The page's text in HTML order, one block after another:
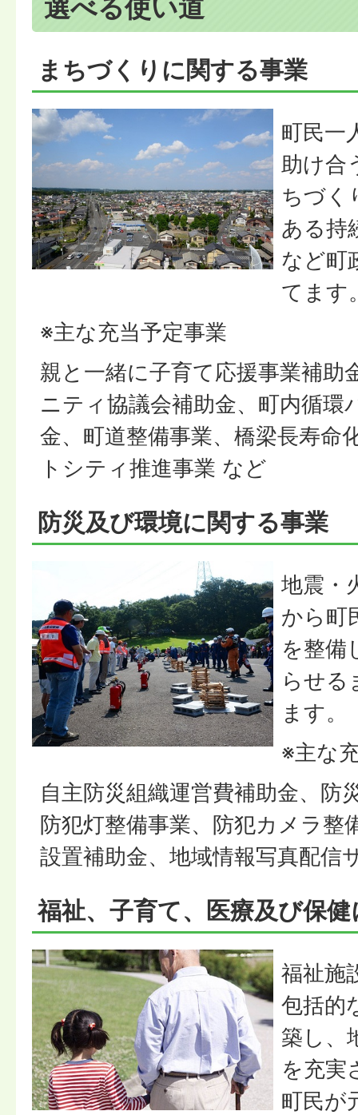
選べる使い道
まちづくりに関する事業
町民一
助け合
ちづく
ある持
など町
てます
※主な充当予定事業
親と一緒に子育て応援事業補助
ニティ協議会補助金、町内循環
金、町道整備事業、橋梁長寿命
トシティ推進事業 など
防災及び環境に関する事業
地震・
から町
を整備
らせる
ます。
※主な
自主防災組織運営費補助金、防
防犯灯整備事業、防犯カメラ整
設置補助金、地域情報写真配信
福祉、子育て、医療及び保
福祉施
包括的
築し、
を充実
町民が